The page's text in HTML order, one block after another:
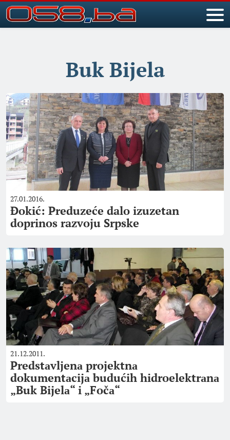
Buk Bijela
27.01.2016.
Đokić: Preduzeće dalo izuzetan
doprinos razvoju Srpske
21.12.2011.
Predstаvljenа projektnа
dokumentаcijа budućih hidroelektrаnа
„Buk Bijelа“ i „Fočа“